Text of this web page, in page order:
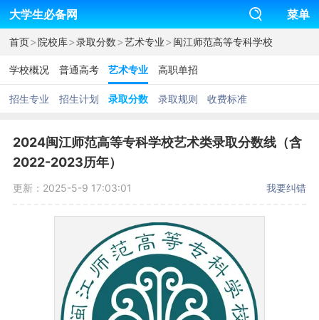
大学生必备网 菜单
首页>院校库>录取分数>艺术专业>闽江师范高等专科学校
学校概况 普通高考 艺术专业 高职单招
招生专业 招生计划 录取分数 录取规则 收费标准
2024闽江师范高等专科学校艺术类录取分数线（含
2022-2023历年）
更新：2025-5-9 17:03:01 我要纠错